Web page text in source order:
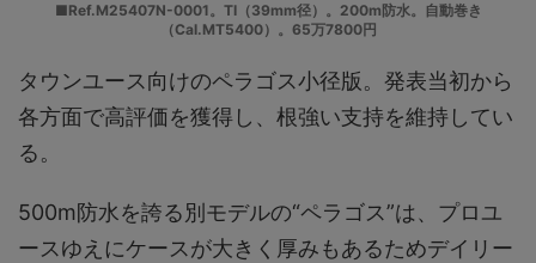
■Ref.M25407N-0001。TI（39mm径）。200m防水。自動巻き
（Cal.MT5400）。65万7800円
タウンユース向けのペラゴス小径版。発表当初から
各方面で高評価を獲得し、根強い支持を維持してい
る。
500m防水を誇る別モデルの“ペラゴス”は、プロユ
ースゆえにケースが大きく厚みもあるためデイリー